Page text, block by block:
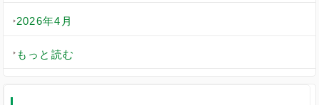
2026年4月
もっと読む